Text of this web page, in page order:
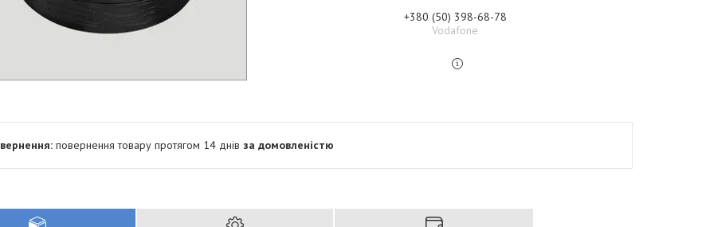
+380 (50) 398-68-78
Vodafone
повернення товару протягом 14 днів за домовленістю